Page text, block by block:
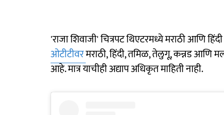
'राजा शिवाजी' चित्रपट थिएटरमध्ये मराठी आणि
ओटीटीवरमराठी, हिंदी, तमिळ, तेलुगू, कन्नड आणि
आहे. मात्र याचीही अद्याप अधिकृत माहिती नाही.